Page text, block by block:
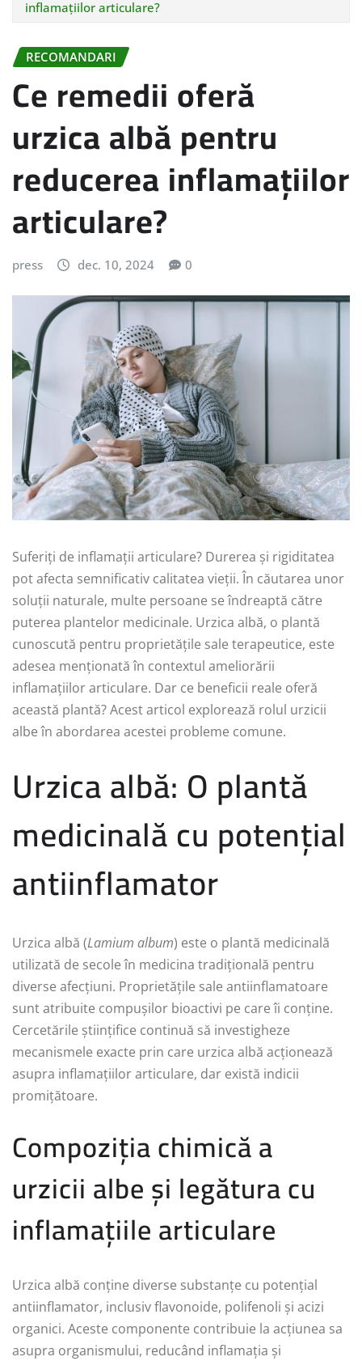
inflamațiilor articulare?
RECOMANDARI
Ce remedii oferă
urzica albă pentru
reducerea inflamațiilor
articulare?
press dec. 10, 2024 0
Suferiți de inflamații articulare? Durerea și rigiditatea
pot afecta semnificativ calitatea vieții. În căutarea unor
soluții naturale, multe persoane se îndreaptă către
puterea plantelor medicinale. Urzica albă, o plantă
cunoscută pentru proprietățile sale terapeutice, este
adesea menționată în contextul ameliorării
inflamațiilor articulare. Dar ce beneficii reale oferă
această plantă? Acest articol explorează rolul urzicii
albe în abordarea acestei probleme comune.
Urzica albă: O plantă
medicinală cu potențial
antiinflamator
Urzica albă (Lamium album) este o plantă medicinală
utilizată de secole în medicina tradițională pentru
diverse afecțiuni. Proprietățile sale antiinflamatoare
sunt atribuite compușilor bioactivi pe care îi conține.
Cercetările științifice continuă să investigheze
mecanismele exacte prin care urzica albă acționează
asupra inflamațiilor articulare, dar există indicii
promițătoare.
Compoziția chimică a
urzicii albe și legătura cu
inflamațiile articulare
Urzica albă conține diverse substanțe cu potențial
antiinflamator, inclusiv flavonoide, polifenoli și acizi
organici. Aceste componente contribuie la acțiunea sa
asupra organismului, reducând inflamația și